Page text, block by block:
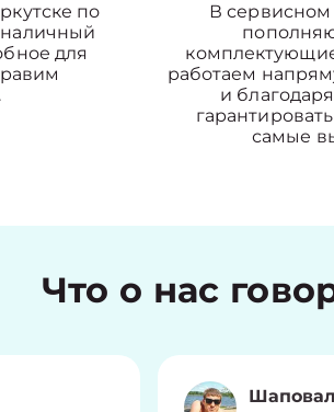
по
для
В сервисном
работаем
и
самые
Что о нас